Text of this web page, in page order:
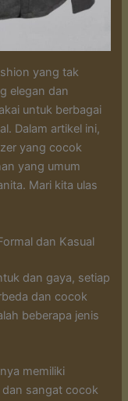
yang tak
elegan dan
untuk berbagai
Dalam artikel ini,
yang cocok
yang umum
Mari kita ulas
dan Kasual
dan gaya, setiap
dan cocok
beberapa jenis
memiliki
sangat cocok